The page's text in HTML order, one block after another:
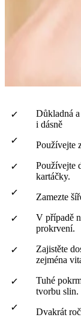
Důkladná
i dásně
Používejte
Používejte
kartáčky.
Zamezte
V případě
prokrvení.
Zajistěte
zejména
Tuhé
tvorbu slin.
Dvakrát